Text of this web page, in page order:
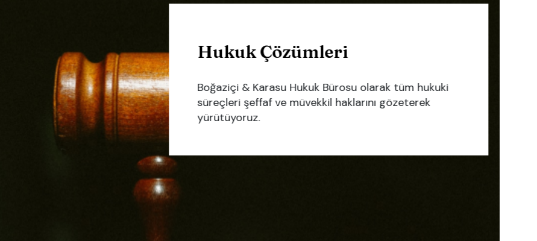
Hukuk Çözümleri
Boğaziçi & Karasu Hukuk Bürosu olarak tüm hukuki
süreçleri şeffaf ve müvekkil haklarını gözeterek
yürütüyoruz.